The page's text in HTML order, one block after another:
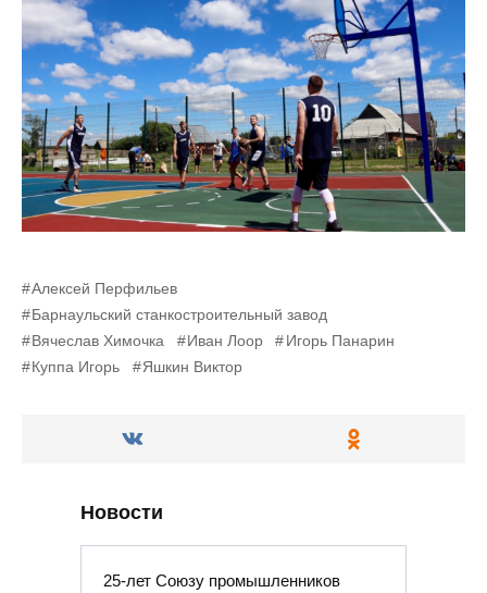
Алексей Перфильев
Барнаульский станкостроительный завод
Вячеслав Химочка
Иван Лоор
Игорь Панарин
Куппа Игорь
Яшкин Виктор
Новости
25-лет Союзу промышленников